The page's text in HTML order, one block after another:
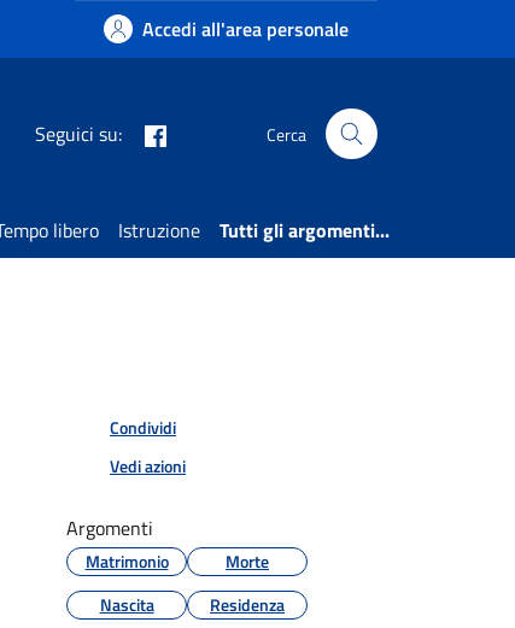
Accedi all'area personale
Seguici su: Cerca
libero Istruzione Tutti gli argomenti...
Condividi
Vedi azioni
Argomenti
Matrimonio
Morte
Nascita
Residenza